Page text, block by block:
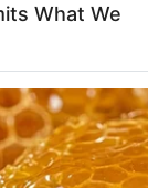
What We